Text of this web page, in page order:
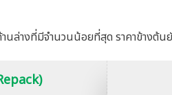
นล่างที่มีจำนวนน้อยที่สุด ราคาข้างต้น